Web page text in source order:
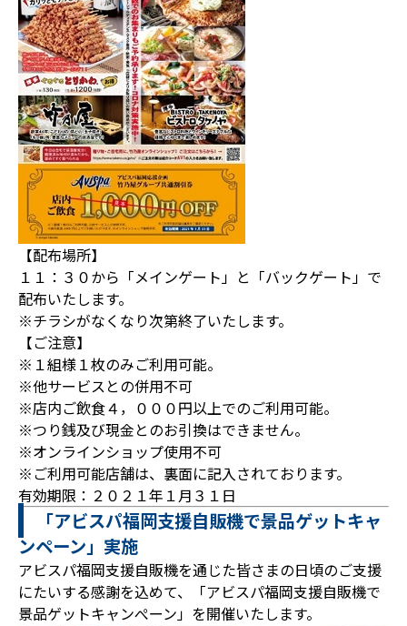
【配布場所】
１１：３０から「メインゲート」と「バックゲート」で
配布いたします。
※チラシがなくなり次第終了いたします。
【ご注意】
※１組様１枚のみご利用可能。
※他サービスとの併用不可
※店内ご飲食４，０００円以上でのご利用可能。
※つり銭及び現金とのお引換はできません。
※オンラインショップ使用不可
※ご利用可能店舗は、裏面に記入されております。
有効期限：２０２１年１月３１日
「アビスパ福岡支援自販機で景品ゲットキャ
ンペーン」実施
アビスパ福岡支援自販機を通じた皆さまの日頃のご支援
にたいする感謝を込めて、「アビスパ福岡支援自販機で
景品ゲットキャンぺーン」を開催いたします。